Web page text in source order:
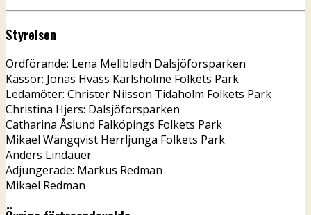
Styrelsen
Ordförande: Lena Mellbladh Dalsjöforsparken
Kassör: Jonas Hvass Karlsholme Folkets Park
Ledamöter: Christer Nilsson Tidaholm Folkets Park
Christina Hjers: Dalsjöforsparken
Catharina Åslund Falköpings Folkets Park
Mikael Wängqvist Herrljunga Folkets Park
Anders Lindauer
Adjungerade: Markus Redman
Mikael Redman